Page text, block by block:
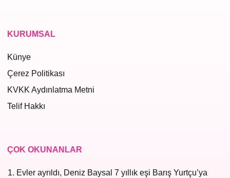
KURUMSAL
Künye
Çerez Politikası
KVKK Aydınlatma Metni
Telif Hakkı
ÇOK OKUNANLAR
Evler ayrıldı, Deniz Baysal 7 yıllık eşi Barış Yurtçu’ya